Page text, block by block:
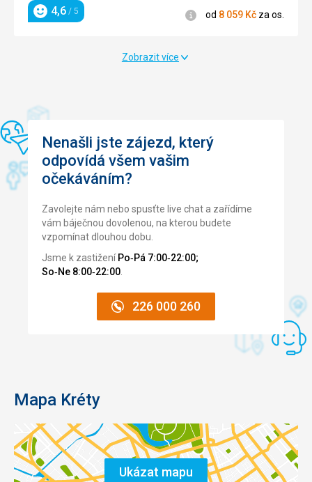
Hodnocení
4,6 / 5 Informace
od 8 059 Kč za os.
Hodnocení
za os.
Zobrazit více
Nenašli jste zájezd, který
odpovídá všem vašim
očekáváním?
Zavolejte nám nebo spusťte live chat a zařídíme
vám báječnou dovolenou, na kterou budete
vzpomínat dlouhou dobu.
Jsme k zastižení Po‑Pá 7:00‑22:00;
So‑Ne 8:00‑22:00.
226 000 260
Mapa Kréty
Ukázat mapu